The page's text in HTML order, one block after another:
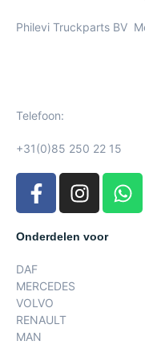
Philevi Truckparts BV
Telefoon:
+31(0)85 250 22 15
Onderdelen voor
DAF
MERCEDES
VOLVO
RENAULT
MAN